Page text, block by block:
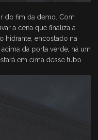
do fim da demo. Com
a cena que finaliza a
hidrante, encostado na
da porta verde, há um
em cima desse tubo.